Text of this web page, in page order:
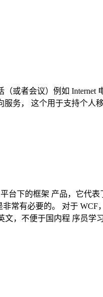
或者会议）例如
务， 这个用于支持个人
平台下的框架 产品，它
常有必要的。 对于
，不便于国内程 序员学习